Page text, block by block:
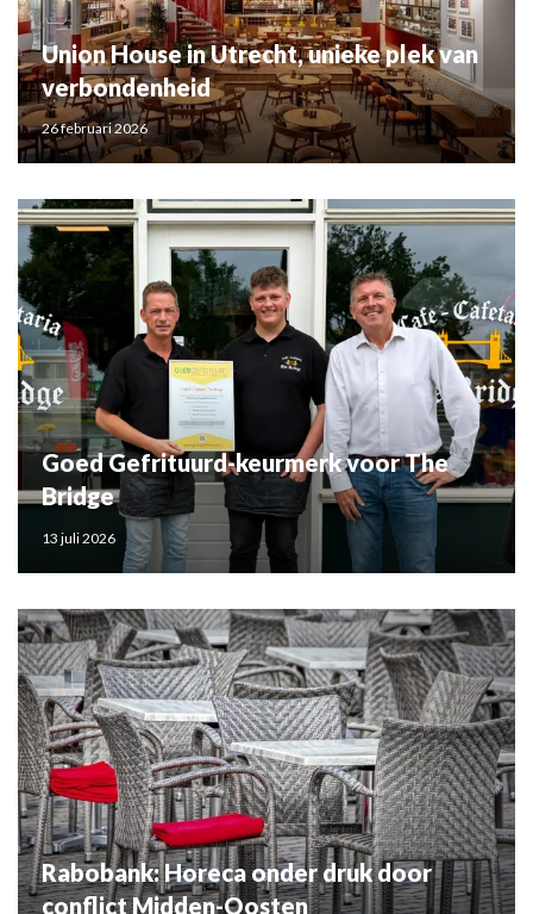
Union House in Utrecht, unieke plek van
verbondenheid
26 februari 2026
Goed Gefrituurd-keurmerk voor The
Bridge
13 juli 2026
Rabobank: Horeca onder druk door
conflict Midden-Oosten